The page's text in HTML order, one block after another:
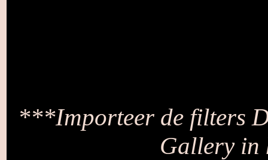
***Importeer de filters
Gallery